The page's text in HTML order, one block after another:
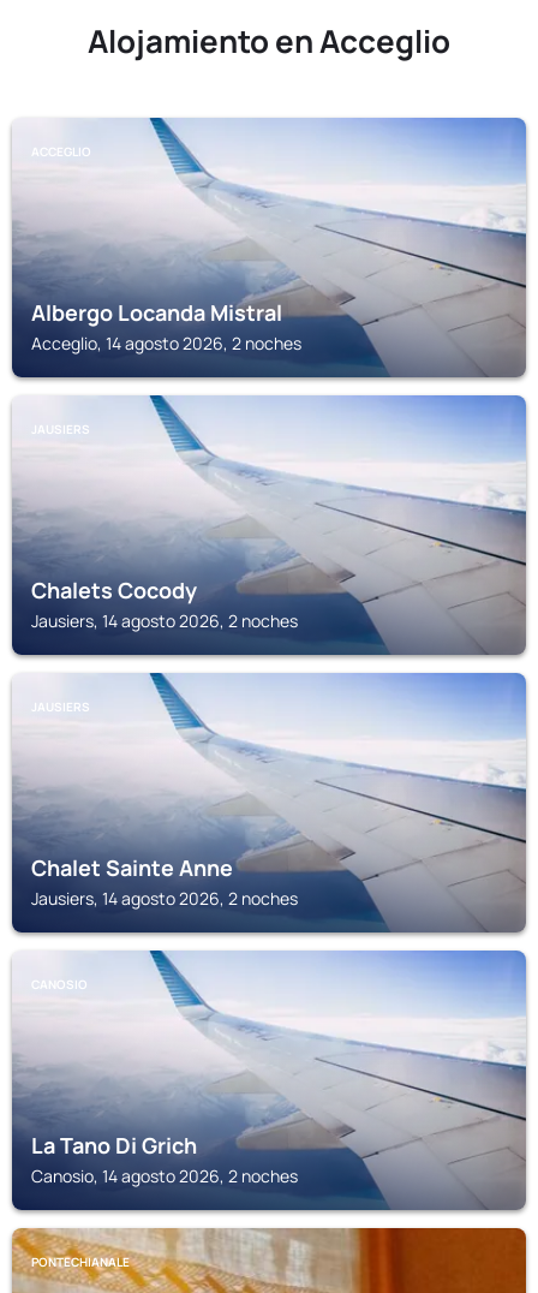
Alojamiento en Acceglio
ACCEGLIO
Albergo Locanda Mistral
Acceglio, 14 agosto 2026, 2 noches
JAUSIERS
Chalets Cocody
Jausiers, 14 agosto 2026, 2 noches
JAUSIERS
Chalet Sainte Anne
Jausiers, 14 agosto 2026, 2 noches
CANOSIO
La Tano Di Grich
Canosio, 14 agosto 2026, 2 noches
PONTECHIANALE